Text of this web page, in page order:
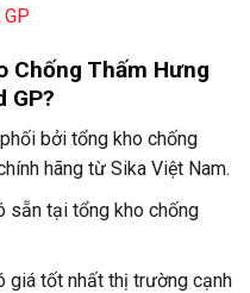
Chống Thấm Hưng
GP?
bởi tổng kho chống
hãng từ Sika Việt Nam.
sẵn tại tổng kho chống
giá tốt nhất thị trường cạnh